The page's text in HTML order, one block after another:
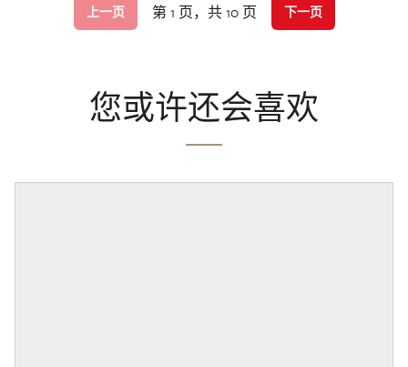
上一页 第 1 页，共 10 页 下一页
您或许还会喜欢